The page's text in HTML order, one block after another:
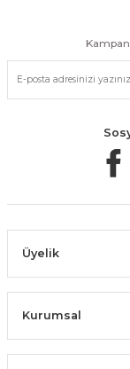
Güvenli Paketleme
Üyelik
Kurumsal